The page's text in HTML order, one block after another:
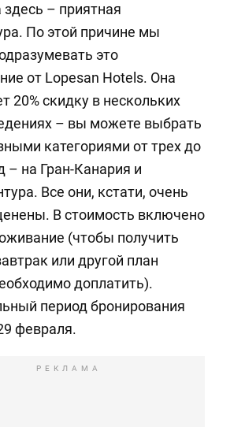
здесь – приятная
По этой причине мы
это
от Lopesan Hotels. Она
20% скидку в нескольких
– вы можете выбрать
категориями от трех до
– на Гран-Канария и
Все они, кстати, очень
В стоимость включено
(чтобы получить
или другой план
доплатить).
период бронирования
февраля.
РЕКЛАМА